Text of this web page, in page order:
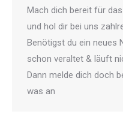
Mach dich bereit für
und hol dir bei uns
Benötigst du ein neues
schon veraltet & läuft
Dann melde dich doch
was an